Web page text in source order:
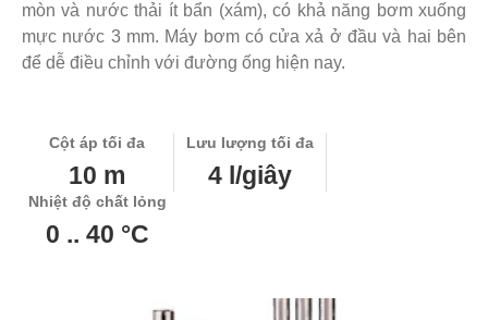
mòn và nước thải ít bẩn (xám), có khả năng bơm xuống
mực nước 3 mm. Máy bơm có cửa xả ở đầu và hai bên
để dễ điều chỉnh với đường ống hiện nay.
Cột áp tối đa
10 m
Lưu lượng tối đa
4 l/giây
Nhiệt độ chất lỏng
0 .. 40 °C